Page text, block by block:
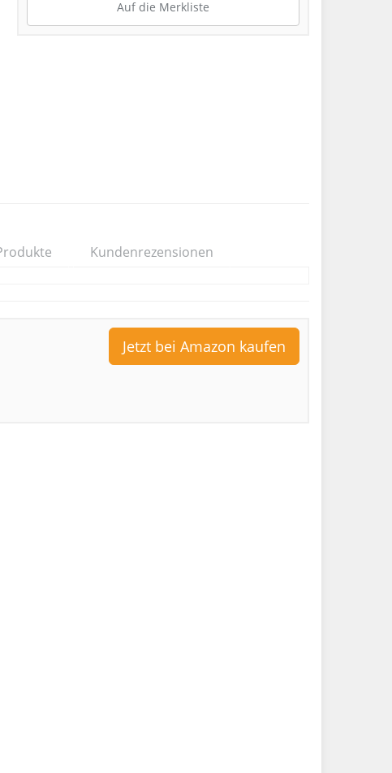
Auf die Merkliste
Kundenrezensionen
Jetzt bei Amazon kaufen